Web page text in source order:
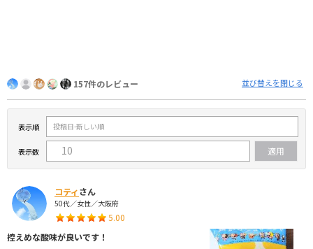
157件のレビュー 並び替えを閉じる
表示順
表示数
コティさん
50代／女性／大阪府
5.00
控えめな酸味が良いです！